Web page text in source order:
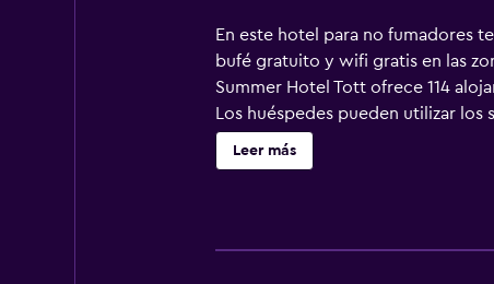
En este hotel para no fumadores
bufé gratuito y wifi gratis en las
Summer Hotel Tott ofrece 114
Los huéspedes pueden utilizar
equipados con ducha. Se ofrece
ocio y esparcimiento en este hotel
Leer más